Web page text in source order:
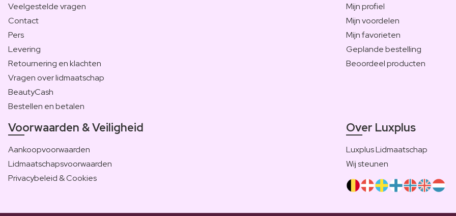
Veelgestelde vragen
Contact
Pers
Levering
Retournering en klachten
Vragen over lidmaatschap
BeautyCash
Bestellen en betalen
Mijn profiel
Mijn voordelen
Mijn favorieten
Geplande bestelling
Beoordeel producten
Voorwaarden & Veiligheid
Aankoopvoorwaarden
Lidmaatschapsvoorwaarden
Privacybeleid & Cookies
Over Luxplus
Luxplus Lidmaatschap
Wij steunen